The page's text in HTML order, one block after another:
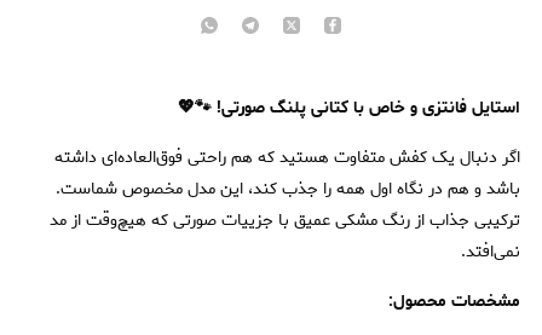
استایل فانتزی و خاص با کتانی پلنگ صورتی! 🐾💖
اگر دنبال یک کفش متفاوت هستید که هم راحتی فوق‌العاده‌ای داشته
باشد و هم در نگاه اول همه را جذب کند، این مدل مخصوص شماست.
ترکیبی جذاب از رنگ مشکی عمیق با جزییات صورتی که هیچ‌وقت از مد
نمی‌افتد.
مشخصات محصول: